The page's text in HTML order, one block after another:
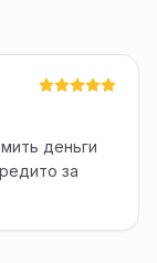
деньги
за